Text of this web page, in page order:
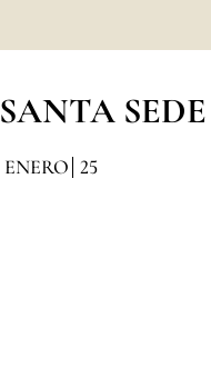
SANTA SEDE
ENERO 25